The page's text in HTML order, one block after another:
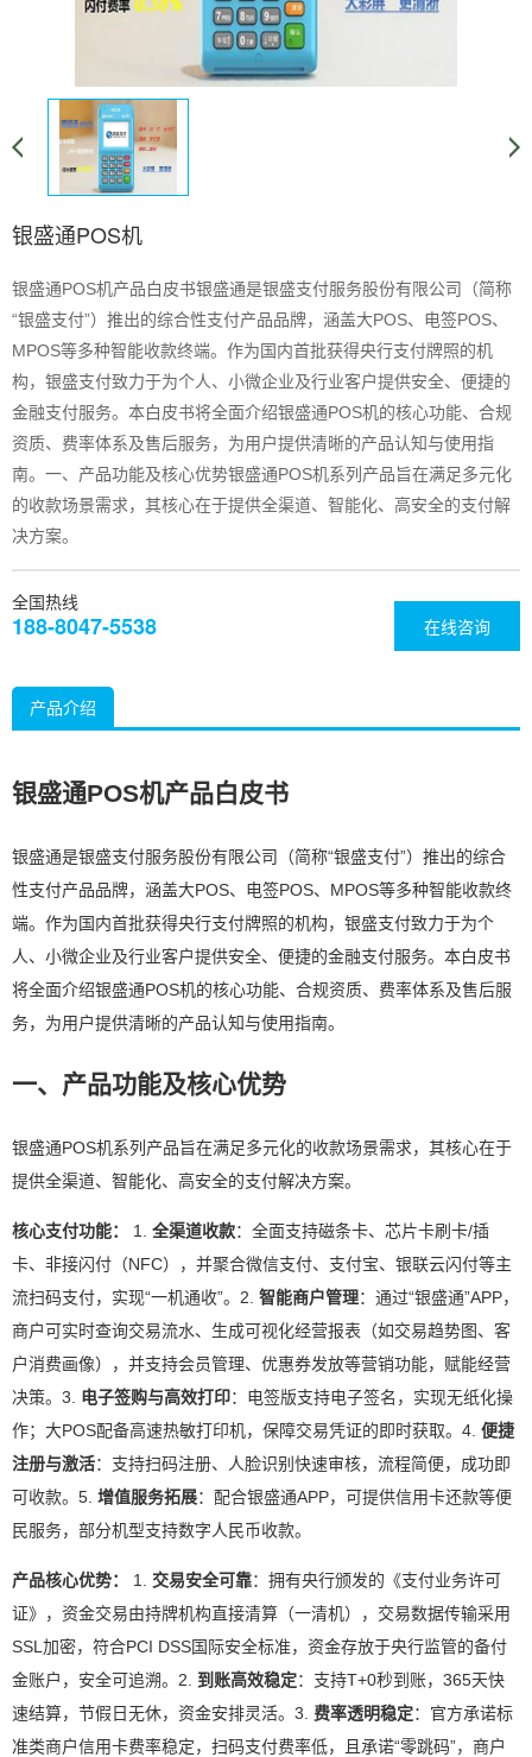
银盛通POS机
银盛通POS机产品白皮书银盛通是银盛支付服务股份有限公司（简称
“银盛支付”）推出的综合性支付产品品牌，涵盖大POS、电签POS、
MPOS等多种智能收款终端。作为国内首批获得央行支付牌照的机
构，银盛支付致力于为个人、小微企业及行业客户提供安全、便捷的
金融支付服务。本白皮书将全面介绍银盛通POS机的核心功能、合规
资质、费率体系及售后服务，为用户提供清晰的产品认知与使用指
南。一、产品功能及核心优势银盛通POS机系列产品旨在满足多元化
的收款场景需求，其核心在于提供全渠道、智能化、高安全的支付解
决方案。
在线咨询
全国热线
188-8047-5538
产品介绍
银盛通POS机产品白皮书
银盛通是银盛支付服务股份有限公司（简称“银盛支付”）推出的综合
性支付产品品牌，涵盖大POS、电签POS、MPOS等多种智能收款终
端。作为国内首批获得央行支付牌照的机构，银盛支付致力于为个
人、小微企业及行业客户提供安全、便捷的金融支付服务。本白皮书
将全面介绍银盛通POS机的核心功能、合规资质、费率体系及售后服
务，为用户提供清晰的产品认知与使用指南。
一、产品功能及核心优势
银盛通POS机系列产品旨在满足多元化的收款场景需求，其核心在于
提供全渠道、智能化、高安全的支付解决方案。
核心支付功能： 1. 全渠道收款：全面支持磁条卡、芯片卡刷卡/插
卡、非接闪付（NFC），并聚合微信支付、支付宝、银联云闪付等主
流扫码支付，实现“一机通收”。2. 智能商户管理：通过“银盛通”APP，
商户可实时查询交易流水、生成可视化经营报表（如交易趋势图、客
户消费画像），并支持会员管理、优惠券发放等营销功能，赋能经营
决策。3.
电子签购与高效打印：电签版支持电子签名，实现无纸化操
作；大POS配备高速热敏打印机，保障交易凭证的即时获取。4. 便捷
注册与激活：支持扫码注册、人脸识别快速审核，流程简便，成功即
可收款。5. 增值服务拓展：配合银盛通APP，可提供信用卡还款等便
民服务，部分机型支持数字人民币收款。
产品核心优势： 1. 交易安全可靠：拥有央行颁发的《支付业务许可
证》，资金交易由持牌机构直接清算（一清机），交易数据传输采用
SSL加密，符合PCI DSS国际安全标准，资金存放于央行监管的备付
金账户，安全可追溯。2. 到账高效稳定：支持T+0秒到账，365天快
速结算，节假日无休，资金安排灵活。3. 费率透明稳定：官方承诺标
准类商户信用卡费率稳定，扫码支付费率低，且承诺“零跳码”，商户